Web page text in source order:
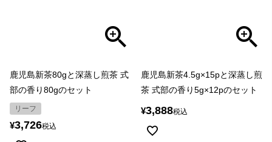
鹿児島新茶80gと深蒸し煎茶 式
部の香り80gのセット
リーフ
¥3,726税込
鹿児島新茶4.5g×15pと深蒸し煎
茶 式部の香り5g×12pのセット
¥3,888税込